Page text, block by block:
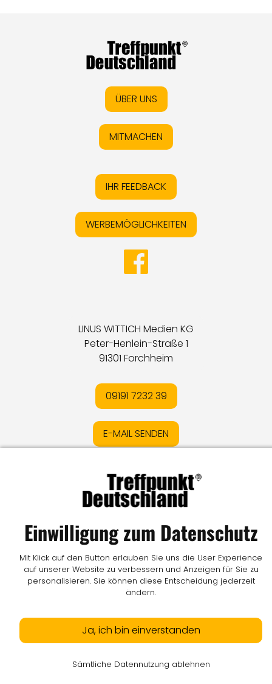
ÜBER UNS
MITMACHEN
IHR FEEDBACK
WERBEMÖGLICHKEITEN
LINUS WITTICH Medien KG
Peter-Henlein-Straße 1
91301 Forchheim
09191 7232 39
E-MAIL SENDEN
DatenschutzIOnline-Streitschlichtung
MediadatenIKontakt I Vertrag widerrufen
© LW Medien GmbH
Einwilligung zum Datenschutz
Mit Klick auf den Button erlauben Sie uns die User Experience
auf unserer Website zu verbessern und Anzeigen für Sie zu
personalisieren. Sie können diese Entscheidung jederzeit
ändern.
Ja, ich bin einverstanden
Sämtliche Datennutzung ablehnen